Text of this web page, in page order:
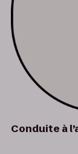
Conduite à